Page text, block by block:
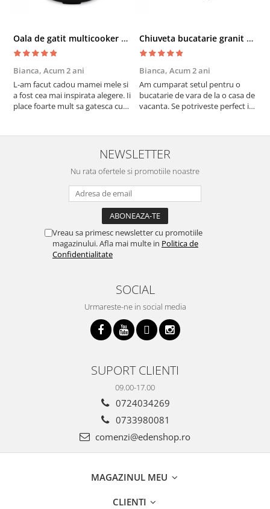
Oala de gatit multicooker 11 functii Instant Pot Pro Crisp 8 + Air Fryer 7.6 lt
Bianca, Acum 2 ani
L-am facut cadou mamei mele si
a fost cea mai inspirata alegere. Ii
place foarte mult sa gatesca cu
cratita...ma gandesc serios sa imi
cumpar si eu! Recomand mult !
Chiuveta bucatarie granit cu finisaj negru perlat/cupru Steingran Art Copper cu dozator si baterie Quadron
Bianca, Acum 2 ani
Am cumparat setul pentru o
bucatarie de vara de la o casa de
vacanta. Se potriveste perfect in
buna, recomand cu drag !
NEWSLETTER
Nu rata ofertele si promotiile noastre
Vreau sa primesc newsletter cu promotiile
magazinului. Afla mai multe in Politica de
Confidentialitate
SOCIAL
Urmareste-ne in social media
SUPORT CLIENTI
09.00-17.00
0724034269
0733980081
comenzi@edenshop.ro
MAGAZINUL MEU
CLIENTI